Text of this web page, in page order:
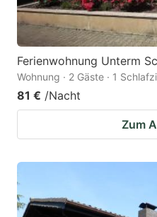
for
changing
dates.
Ferienwohnung Unterm
Wohnung · 2 Gäste · 1
81 € /Nacht
Zum